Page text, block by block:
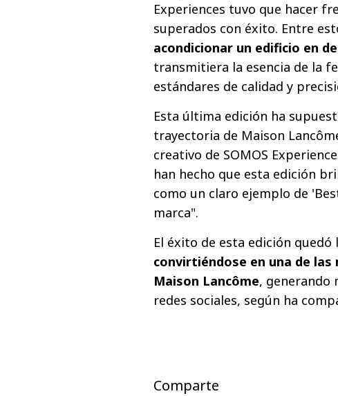
Experiences tuvo que hacer
superados con éxito. Entre
acondicionar un edificio en
transmitiera la esencia de la
estándares de calidad y
Esta última edición ha
trayectoria de Maison
creativo de SOMOS
han hecho que esta edición
como un claro ejemplo de
marca".
El éxito de esta edición quedó
convirtiéndose en una de
Maison Lancôme, generando
redes sociales, según ha
Comparte